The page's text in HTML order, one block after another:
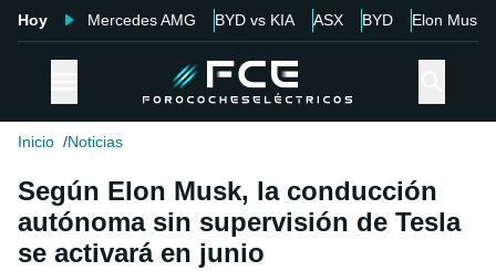
Hoy Mercedes AMG BYD vs KIA ASX BYD Elon Musk
Inicio Noticias
Según Elon Musk, la conducción
autónoma sin supervisión de Tesla
se activará en junio